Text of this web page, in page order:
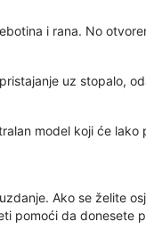
i rana. No
uz stopalo,
model koji će lako
Ako se želite
pomoći da donesete